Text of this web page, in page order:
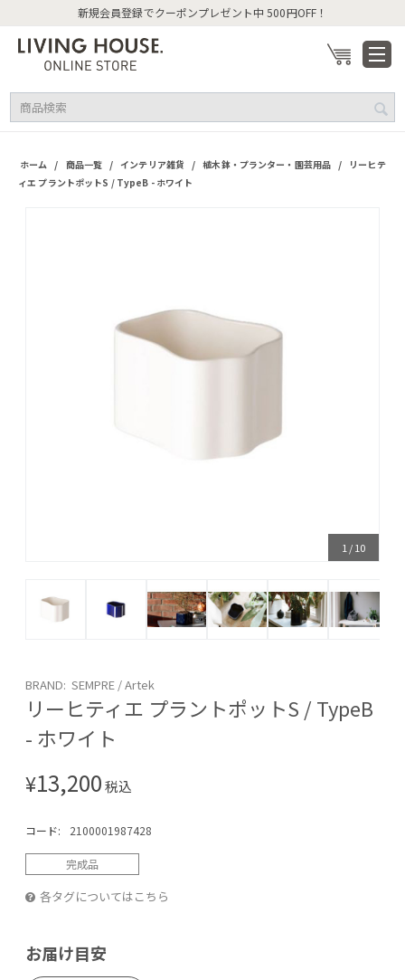
新規会員登録でクーポンプレゼント中 500円OFF！
ホーム / 商品一覧 / インテリア雑貨 / 植木鉢・プランター・園芸用品 /
リーヒテ
ィエ プラントポットS / TypeB - ホワイト
1 /10
BRAND: SEMPRE / Artek
リーヒティエ プラントポットS / TypeB
- ホワイト
¥13,200税込
コード: 2100001987428
完成品
各タグについてはこちら
お届け目安